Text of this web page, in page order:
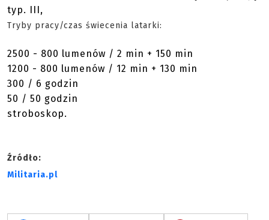
typ. III,
Tryby pracy/czas świecenia latarki:
2500 - 800 lumenów / 2 min + 150 min
1200 - 800 lumenów / 12 min + 130 min
300 / 6 godzin
50 / 50 godzin
stroboskop.
Źródło:
Militaria.pl